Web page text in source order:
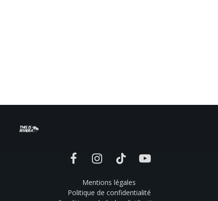
FacebookInstagramTikTok YouTube
Mentions légales
Politique de confidentialité